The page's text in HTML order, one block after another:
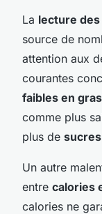
La lecture
source de
attention aux
courantes
faibles en gras
comme plus
plus de
Un autre
entre calories
calories ne